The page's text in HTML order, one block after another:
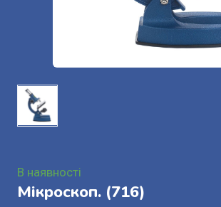
В наявності
Мікроскоп. (716)